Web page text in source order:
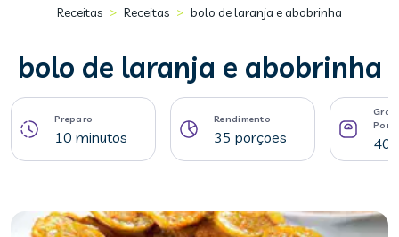
Receitas > Receitas > bolo de laranja e abobrinha
bolo de laranja e abobrinha
Preparo
10 minutos
Rendimento
35 porçoes 40